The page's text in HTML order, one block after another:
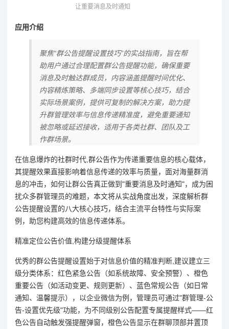
让重要消息及时通知
应用介绍
聚焦“群公告提醒设置技巧”的实战指南，旨在帮
助用户通过合理配置群公告提醒功能，确保重要
消息及时触达群成员，内容涵盖提醒时间优化、
内容精炼策略、多端同步设置等核心技巧，结合
实际场景案例，提供可复制的解决方案，助力提
升群管理效率与信息传递精准度，避免重要通知
被忽略或延迟接收，适用于各类社群、团队及工
作群场景。
在信息爆炸的社群时代,群公告作为传递重要信息的核心载体，
其提醒效果直接影响着信息传递的效率与质量，面对海量群消
息的冲击，如何让群公告真正做到"重要消息及时通知"，成为困
扰众多群管理员的难题，本文将从实战角度出发，深度解析群
公告提醒设置的八大核心技巧，结合主流平台特性与实际案
例，助您构建高效的信息传递体系。
精准定位公告价值,构建分级提醒体系
优秀的群公告提醒设置始于对信息价值的精准判断,建议建立三
级分类体系：红色紧急公告（如系统故障、安全预警）、橙色
重要公告（如活动变更、规则更新）、蓝色常规公告（如日常
通知、温馨提示），以企业微信为例，管理员可通过"群管理-公
告-设置优先级"功能，为不同级别公告配置专属提醒样式——红
色公告自动触发强提醒弹窗，橙色公告显示在群聊顶部并置顶